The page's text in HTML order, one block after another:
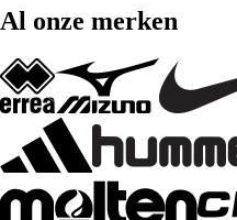
Al onze merken